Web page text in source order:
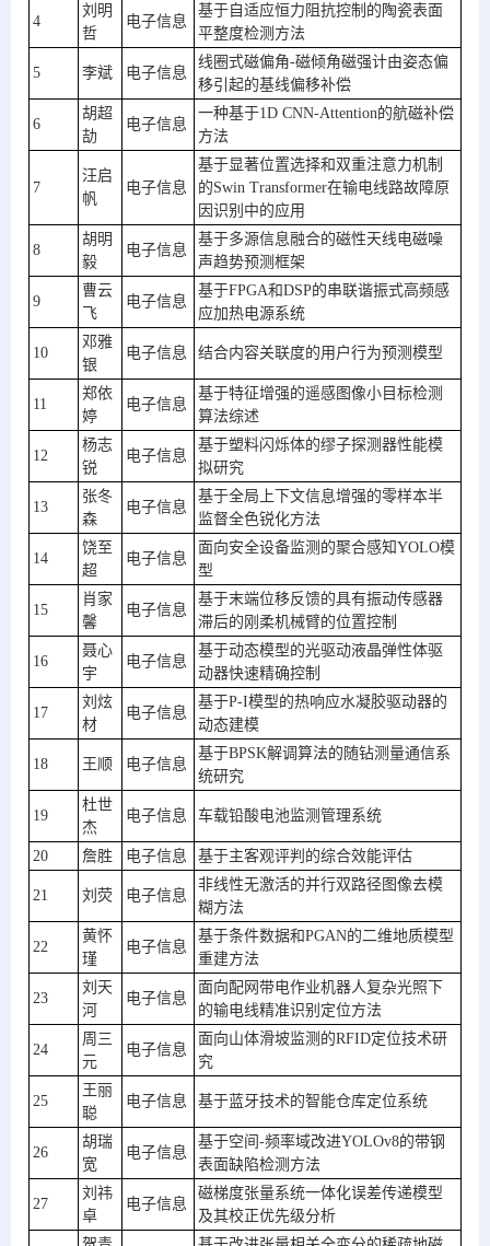
4
刘明
哲
电子信息
基于自适应恒力阻抗控制的陶瓷表面
平整度检测方法
5 李斌 电子信息
线圈式磁偏角-磁倾角磁强计由姿态偏
移引起的基线偏移补偿
6
胡超
劼
电子信息
一种基于1D CNN-Attention的航磁补偿
方法
7
汪启
帆
电子信息
基于显著位置选择和双重注意力机制
的Swin Transformer在输电线路故障原
因识别中的应用
8
胡明
毅
电子信息
基于多源信息融合的磁性天线电磁噪
声趋势预测框架
9
曹云
飞
电子信息
基于FPGA和DSP的串联谐振式高频感
应加热电源系统
10
邓雅
银
电子信息 结合内容关联度的用户行为预测模型
11
郑依
婷
电子信息
基于特征增强的遥感图像小目标检测
算法综述
12
杨志
锐
电子信息
基于塑料闪烁体的缪子探测器性能模
拟研究
13
张冬
森
电子信息
基于全局上下文信息增强的零样本半
监督全色锐化方法
14
饶至
超
电子信息
面向安全设备监测的聚合感知YOLO模
型
15
肖家
馨
电子信息
基于末端位移反馈的具有振动传感器
滞后的刚柔机械臂的位置控制
16
聂心
宇
电子信息
基于动态模型的光驱动液晶弹性体驱
动器快速精确控制
17
刘炫
材
电子信息
基于P-I模型的热响应水凝胶驱动器的
动态建模
18 王顺 电子信息
基于BPSK解调算法的随钻测量通信系
统研究
19
杜世
杰
电子信息 车载铅酸电池监测管理系统
20 詹胜 电子信息 基于主客观评判的综合效能评估
21 刘荧 电子信息
非线性无激活的并行双路径图像去模
糊方法
22
黄怀
瑾
电子信息
基于条件数据和PGAN的二维地质模型
重建方法
23
刘天
河
电子信息
面向配网带电作业机器人复杂光照下
的输电线精准识别定位方法
24
周三
元
电子信息
面向山体滑坡监测的RFID定位技术研
究
25
王丽
聪
电子信息 基于蓝牙技术的智能仓库定位系统
26
胡瑞
宽
电子信息
基于空间-频率域改进YOLOv8的带钢
表面缺陷检测方法
27
刘祎
卓
电子信息
磁梯度张量系统一体化误差传递模型
及其校正优先级分析